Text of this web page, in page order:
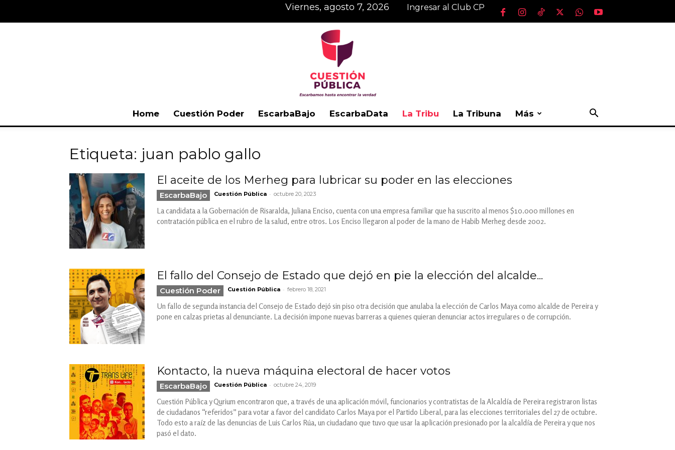
viernes, agosto 7, 2026 Ingresar al Club CP
Home Cuestión Poder EscarbaBajo EscarbaData La Tribu La Tribuna Más
Etiqueta: juan pablo gallo
El aceite de los Merheg para lubricar su poder en las elecciones
EscarbaBajo Cuestión Pública - octubre 20, 2023
La candidata a la Gobernación de Risaralda, Juliana Enciso, cuenta con una empresa familiar que ha suscrito al menos $10.000 millones en
contratación pública en el rubro de la salud, entre otros. Los Enciso llegaron al poder de la mano de Habib Merheg desde 2002.
El fallo del Consejo de Estado que dejó en pie la elección del alcalde...
Cuestión Poder Cuestión Pública - febrero 18, 2021
Un fallo de segunda instancia del Consejo de Estado dejó sin piso otra decisión que anulaba la elección de Carlos Maya como alcalde de Pereira y
pone en calzas prietas al denunciante. La decisión impone nuevas barreras a quienes quieran denunciar actos irregulares o de corrupción.
Kontacto, la nueva máquina electoral de hacer votos
EscarbaBajo Cuestión Pública - octubre 24, 2019
Cuestión Pública y Qurium encontraron que, a través de una aplicación móvil, funcionarios y contratistas de la Alcaldía de Pereira registraron listas
de ciudadanos “referidos” para votar a favor del candidato Carlos Maya por el Partido Liberal, para las elecciones territoriales del 27 de octubre.
Todo esto a raíz de las denuncias de Luis Carlos Rúa, un ciudadano que tuvo que usar la aplicación presionado por la alcaldía de Pereira y que nos
pasó el dato.